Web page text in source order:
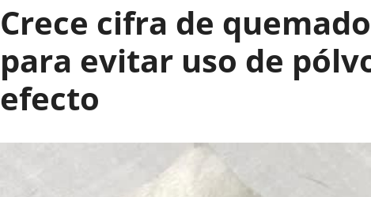
Crece cifra de
para evitar uso de
efecto